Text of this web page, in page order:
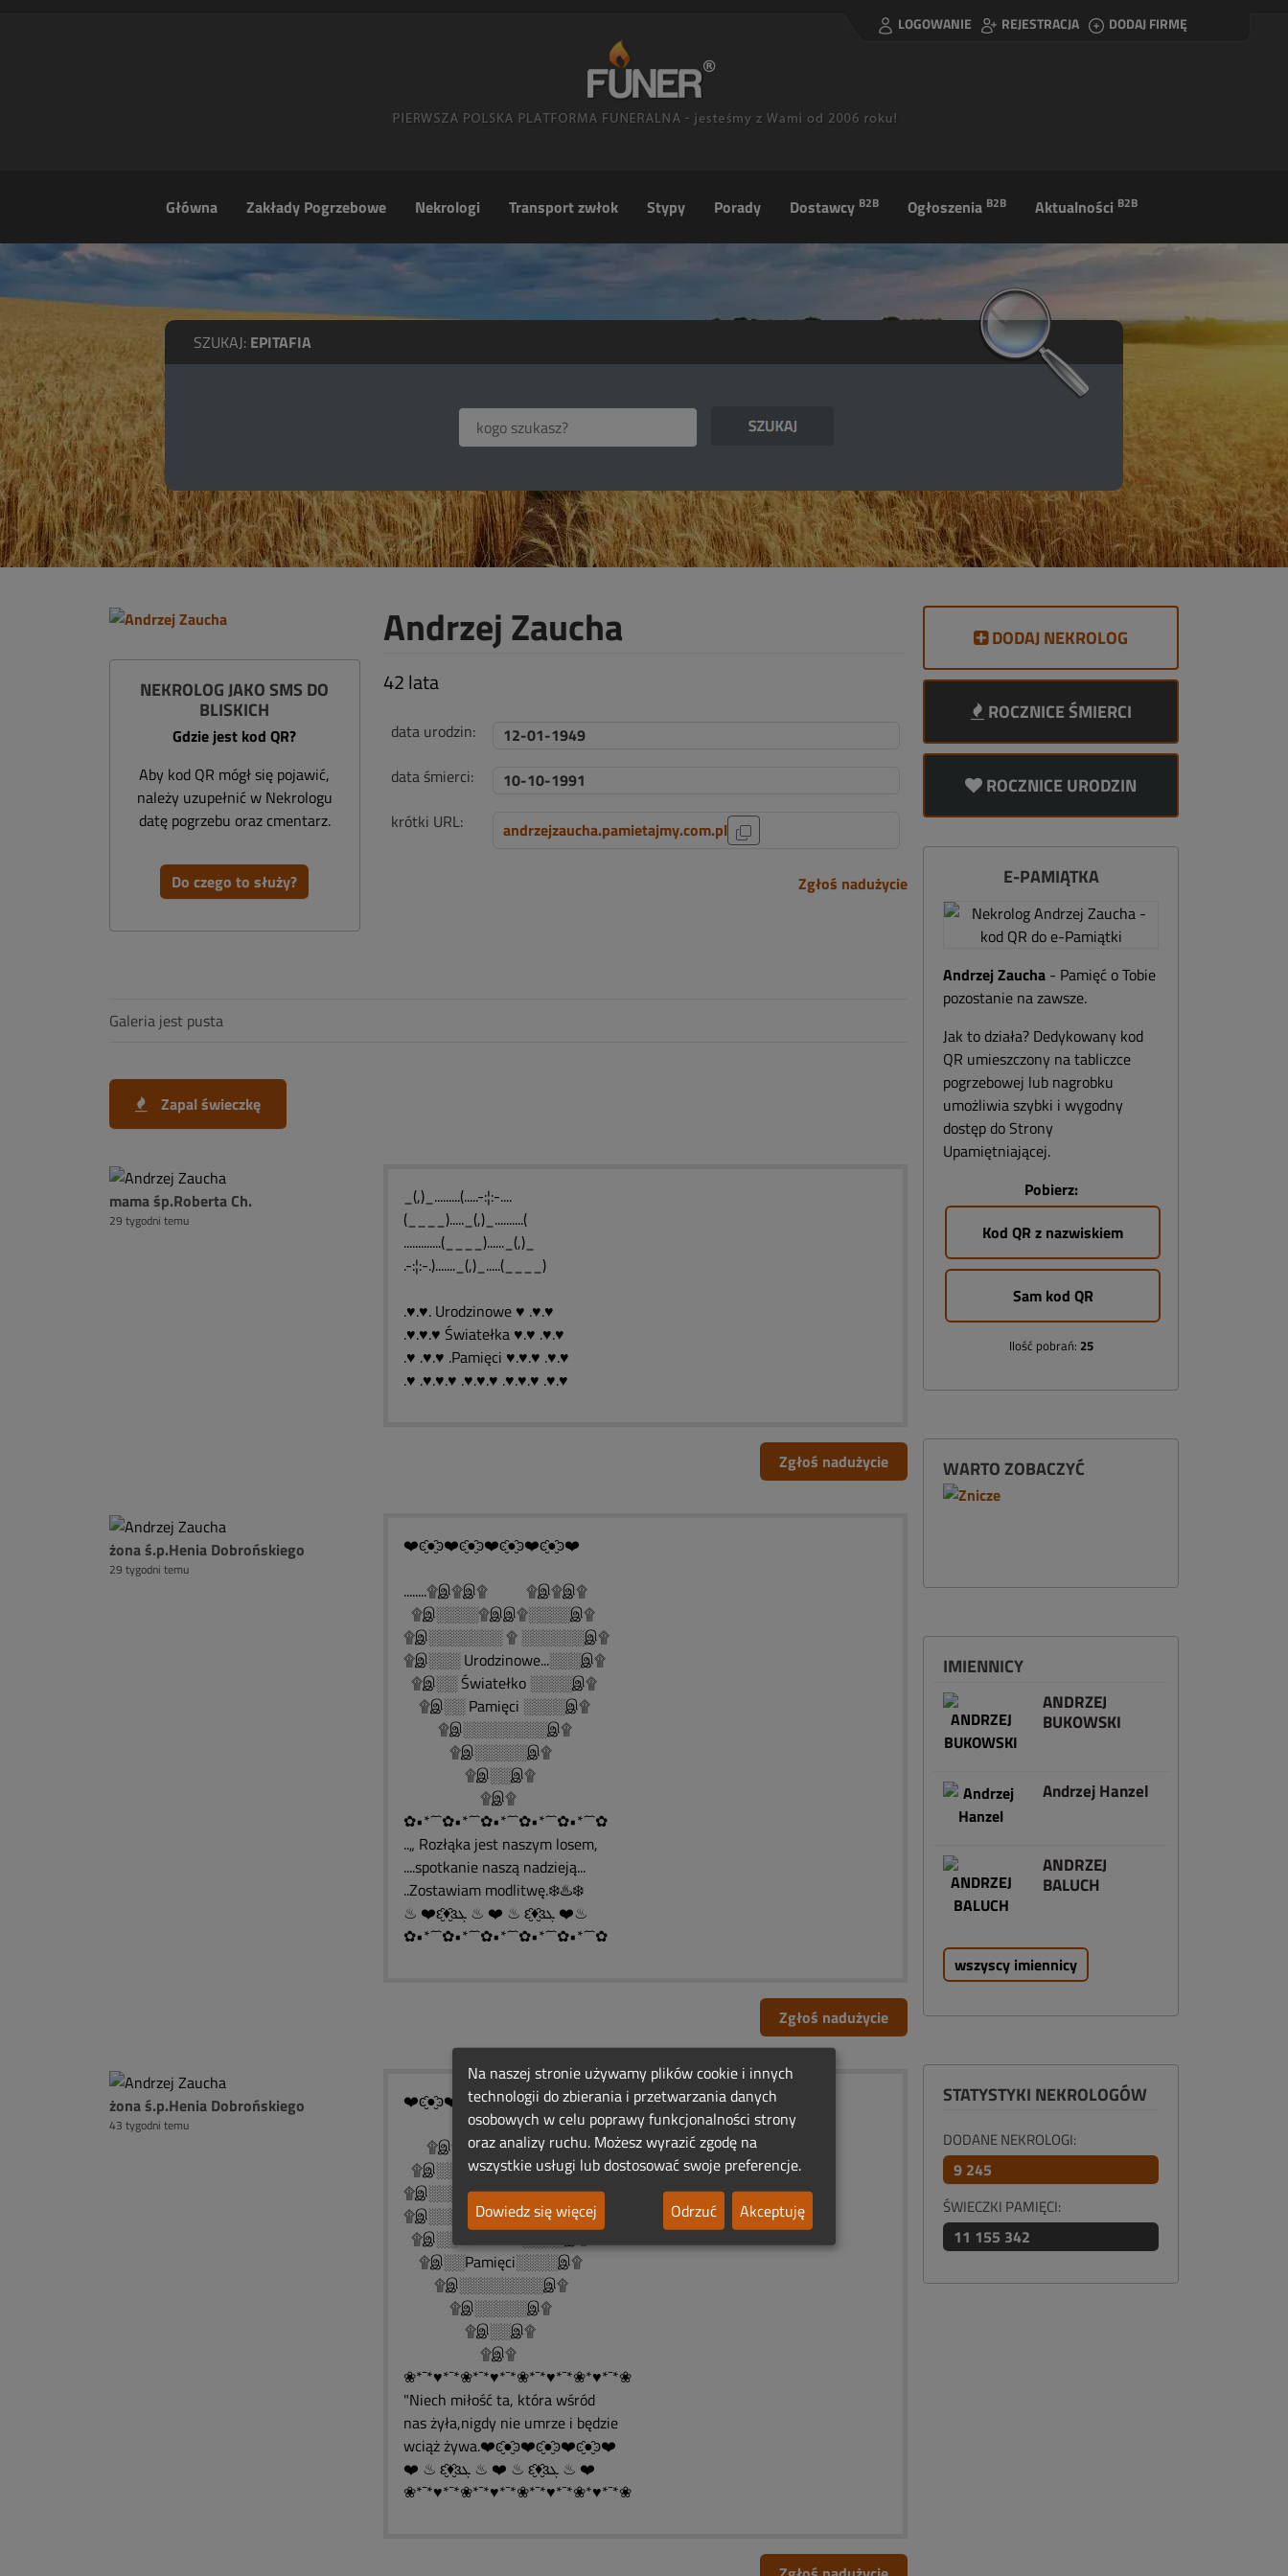
LOGOWANIE REJESTRACJA DODAJ FIRMĘ
Główna Zakłady Pogrzebowe Nekrologi Transport zwłok Stypy Porady Dostawcy B2B Ogłoszenia B2B Aktualności B2B
SZUKAJ: EPITAFIA
NEKROLOG JAKO SMS DO
BLISKICH
Gdzie jest kod QR?
Aby kod QR mógł się pojawić,
należy uzupełnić w Nekrologu
datę pogrzebu oraz cmentarz.
Do czego to służy?
Andrzej Zaucha
42 lata
data urodzin:
12-01-1949
data śmierci:
10-10-1991
krótki URL:
andrzejzaucha.pamietajmy.com.pl
Zgłoś nadużycie
Galeria jest pusta
Zapal świeczkę
mama śp.Roberta Ch.
29 tygodni temu
_(,)_.........(.....-:¦:-....
(____)....._(,)_..........(
.............(____)......_(,)_
.-:¦:-.)......._(,)_.....(____)
.♥.♥. Urodzinowe ♥ .♥.♥
.♥.♥.♥ Światełka ♥.♥ .♥.♥
.♥ .♥.♥ .Pamięci ♥.♥.♥ .♥.♥
.♥ .♥.♥.♥ .♥.♥.♥ .♥.♥.♥ .♥.♥
Zgłoś nadużycie
żona ś.p.Henia Dobrońskiego
29 tygodni temu
❤️ͼ̮̑●̮̑ͽ❤️ͼ̮̑●̮̑ͽ❤️ͼ̮̑●̮̑ͽ❤️ͼ̮̑●̮̑ͽ❤️
........۩இ۩இ۩ ۩இ۩இ۩
۩இ░░░░۩இஇ۩░░░░இ۩
۩இ░░░░░░░ ۩ ░░░░░░இ۩
۩இ░░░ Urodzinowe...░░░இ۩
۩இ░░ Światełko ░░░░இ۩
۩இ░░ Pamięci ░░░░இ۩
۩இ░░░░░░░░இ۩
۩இ░░░░░இ۩
۩இ░░இ۩
۩இ۩
✿•*´¯`✿•*´¯`✿•*´¯`✿•*´¯`✿•*´¯`✿
..„ Rozłąka jest naszym losem,
....spotkanie naszą nadzieją...
..Zostawiam modlitwę.❄️♨️❄️
♨ ❤️ԑ̮̑♦̮̑ɜܓ ♨ ❤️ ♨ ԑ̮̑♦̮̑ɜܓ ❤️♨
✿•*´¯`✿•*´¯`✿•*´¯`✿•*´¯`✿•*´¯`✿
Zgłoś nadużycie
żona ś.p.Henia Dobrońskiego
43 tygodni temu
❤️ͼ̮̑●̮̑ͽ❤️ͼ̮̑●̮̑ͽ❤️ͼ̮̑●̮̑ͽ❤️ͼ̮̑●̮̑ͽ❤️
۩இ۩இ۩ ۩இ۩இ۩
۩இ░░░░۩இஇ۩░░░░இ۩
۩இ░░░░░░░۩░░░░░░இ۩
۩இ░░░Rocznicowe.░░░இ۩
۩இ░░Światełko░░░░இ۩
۩இ░░Pamięci░░░░இ۩
۩இ░░░░░░░░இ۩
۩இ░░░░░இ۩
۩இ░░இ۩
۩இ۩
❀*¯*♥*¯*❀*¯*♥*¯*❀*¯*♥*¯*❀*♥*¯*❀
"Niech miłość ta, która wśród
nas żyła,nigdy nie umrze i będzie
wciąż żywa.❤️ͼ̮̑●̮̑ͽ❤️ͼ̮̑●̮̑ͽ❤️ͼ̮̑●̮̑ͽ❤️
❤️ ♨ ԑ̮̑♦̮̑ɜܓ ♨ ❤️ ♨ ԑ̮̑♦̮̑ɜܓ ♨ ❤️
❀*¯*♥*¯*❀*¯*♥*¯*❀*¯*♥*¯*❀*♥*¯*❀
DODAJ NEKROLOG
ROCZNICE ŚMIERCI
ROCZNICE URODZIN
E-PAMIĄTKA
Andrzej Zaucha - Pamięć o Tobie
pozostanie na zawsze.
Jak to działa? Dedykowany kod
QR umieszczony na tabliczce
pogrzebowej lub nagrobku
umożliwia szybki i wygodny
dostęp do Strony
Upamiętniającej.
Pobierz:
Kod QR z nazwiskiem
Sam kod QR
Ilość pobrań: 25
WARTO ZOBACZYĆ
IMIENNICY
ANDRZEJ
BUKOWSKI
Andrzej Hanzel
ANDRZEJ
BALUCH
wszyscy imiennicy
STATYSTYKI NEKROLOGÓW
DODANE NEKROLOGI:
9 245
ŚWIECZKI PAMIĘCI:
11 155 342
Na naszej stronie używamy plików cookie i innych
technologii do zbierania i przetwarzania danych
osobowych w celu poprawy funkcjonalności strony
oraz analizy ruchu. Możesz wyrazić zgodę na
wszystkie usługi lub dostosować swoje preferencje.
Dowiedz się więcej
Odrzuć Akceptuję